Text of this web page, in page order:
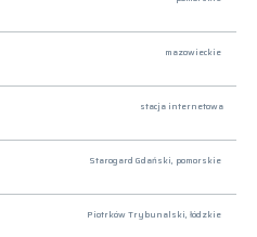
mazowieckie
stacja internetowa
Starogard Gdański, pomorskie
Piotrków Trybunalski, łódzkie